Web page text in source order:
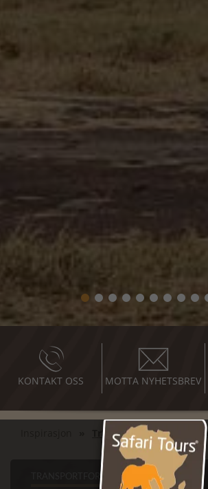
KONTAKT OSS MOTTA NYHETSBREV
Transportformer i Afrika
TRANSPORTFORMER I AFRIKA